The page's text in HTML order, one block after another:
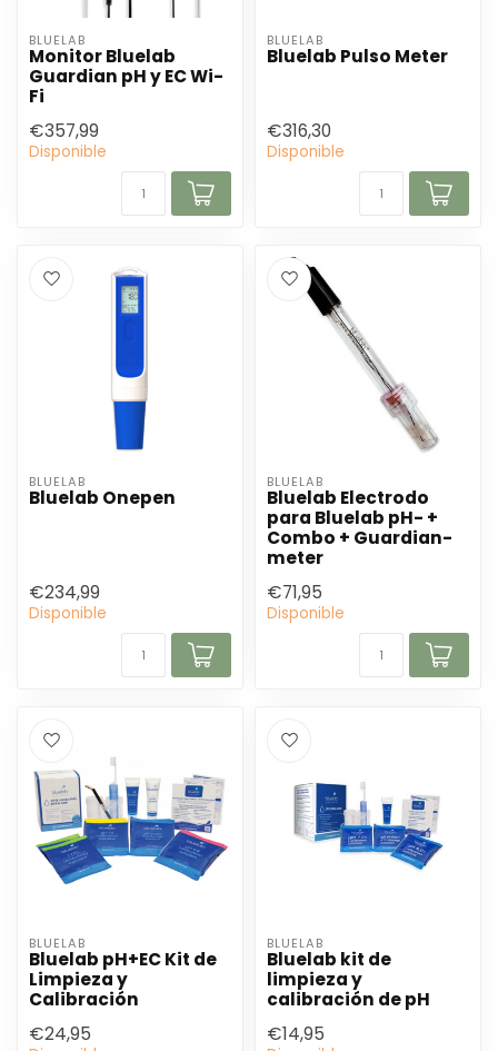
BLUELAB
Monitor Bluelab
Guardian pH y EC Wi-
Fi
€357,99
Disponible
BLUELAB
Bluelab Pulso Meter
€316,30
Disponible
BLUELAB
Bluelab Onepen
€234,99
Disponible
BLUELAB
Bluelab Electrodo
para Bluelab pH- +
Combo + Guardian-
meter
€71,95
Disponible
BLUELAB
Bluelab pH+EC Kit de
Limpieza y
Calibración
€24,95
BLUELAB
Bluelab kit de
limpieza y
calibración de pH
€14,95